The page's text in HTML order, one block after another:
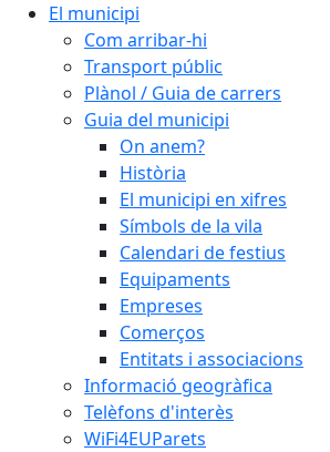
El municipi
Com arribar-hi
Transport públic
Plànol / Guia de carrers
Guia del municipi
On anem?
Història
El municipi en xifres
Símbols de la vila
Calendari de festius
Equipaments
Empreses
Comerços
Entitats i associacions
Informació geogràfica
Telèfons d'interès
WiFi4EUParets